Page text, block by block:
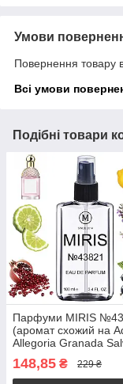
Умови
Повернення товару
Всі умови
Подібні товари
Парфуми MIRIS
(аромат схожий на
Allegoria Granada
Унісекс 100 ml
148,85 ₴ 229 ₴